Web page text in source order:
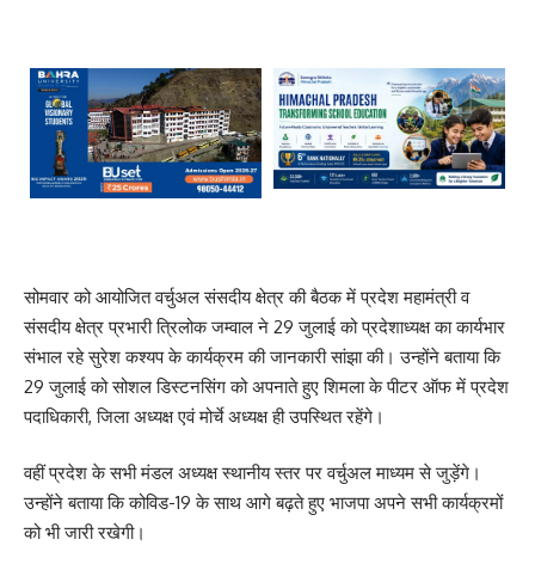
सोमवार को आयोजित वर्चुअल संसदीय क्षेत्र की बैठक में प्रदेश महामंत्री व
संसदीय क्षेत्र प्रभारी त्रिलोक जम्वाल ने 29 जुलाई को प्रदेशाध्यक्ष का कार्यभार
संभाल रहे सुरेश कश्यप के कार्यक्रम की जानकारी सांझा की। उन्होंने बताया कि
29 जुलाई को सोशल डिस्टनसिंग को अपनाते हुए शिमला के पीटर ऑफ में प्रदेश
पदाधिकारी, जिला अध्यक्ष एवं मोर्चे अध्यक्ष ही उपस्थित रहेंगे।
वहीं प्रदेश के सभी मंडल अध्यक्ष स्थानीय स्तर पर वर्चुअल माध्यम से जुड़ेंगे।
उन्होंने बताया कि कोविड-19 के साथ आगे बढ़ते हुए भाजपा अपने सभी कार्यक्रमों
को भी जारी रखेगी।